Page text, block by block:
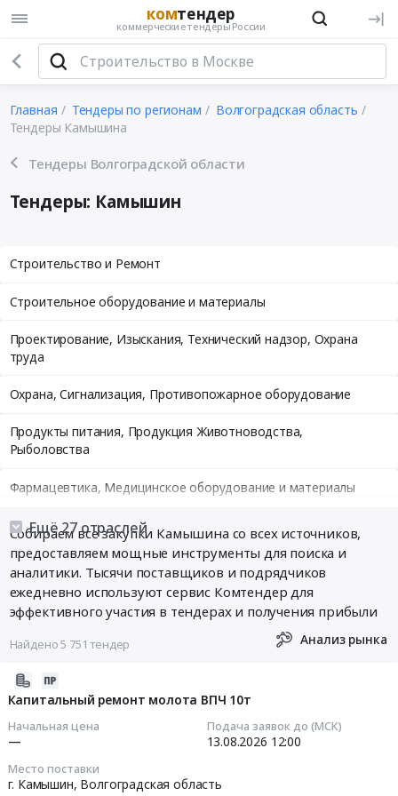
комтендер
коммерческие тендеры России
Главная Тендеры по регионам
Волгоградская область
Тендеры Камышина
Тендеры Волгоградской области
Тендеры: Камышин
Ещё 27 отраслей
Строительство и Ремонт
Строительное оборудование и материалы
Проектирование, Изыскания, Технический надзор, Охрана
труда
Охрана, Сигнализация, Противопожарное оборудование
Продукты питания, Продукция Животноводства,
Рыболовства
Фармацевтика, Медицинское оборудование и материалы
Медицинские и Оздоровительные услуги
Мебель, Компьютеры и Периферия, Канцтовары, Бытовая
техника
Связь, Информационные технологии
Грузовые и пассажирские перевозки, Транспортные услуги
Полиграфия
Реклама, Дизайн, Маркетинг, Теле и радиовещание
Топливо, Уголь, Продукция нефтепереработки
Собираем все закупки Камышина со всех источников,
предоставляем мощные инструменты для поиска и
аналитики. Тысячи поставщиков и подрядчиков
ежедневно используют сервис Комтендер для
эффективного участия в тендерах и получения прибыли
Найдено 5 751 тендер Анализ рынка
Капитальный ремонт молота ВПЧ 10т
Начальная цена
—
Подача заявок до (МСК)
13.08.2026 12:00
Место поставки
г. Камышин, Волгоградская область